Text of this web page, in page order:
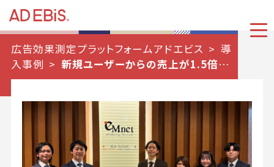
広告効果測定プラットフォームアドエビス
導
入事例
新規ユーザーからの売上が1.5倍
に！“見えない効果”を可視化し、媒体の役割を
見直した広告改善プロセスとは